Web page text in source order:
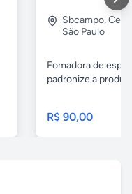
Sbcampo,
São Paulo
Fomadora de
padronize a
R$ 90,00